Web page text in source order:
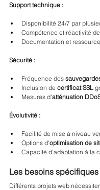
Support technique :
Disponibilité 24/7 par
Compétence et réactivité
Documentation et
Sécurité :
Fréquence des
Inclusion de certificat SSL
Mesures d'atténuation
Évolutivité :
Facilité de mise à niveau
Options d'optimisation de
Capacité d'adaptation à la
Les besoins
Différents projets web